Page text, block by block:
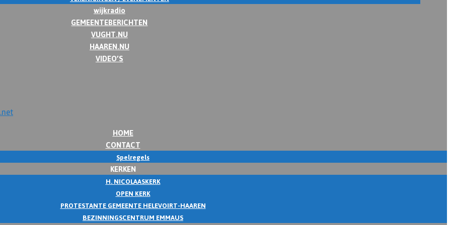
wijkradio
GEMEENTEBERICHTEN
VUGHT.NU
HAAREN.NU
VIDEO’S
HOME
CONTACT
Spelregels
KERKEN
H. NICOLAASKERK
OPEN KERK
PROTESTANTE GEMEENTE HELEVOIRT-HAAREN
BEZINNINGSCENTRUM EMMAUS